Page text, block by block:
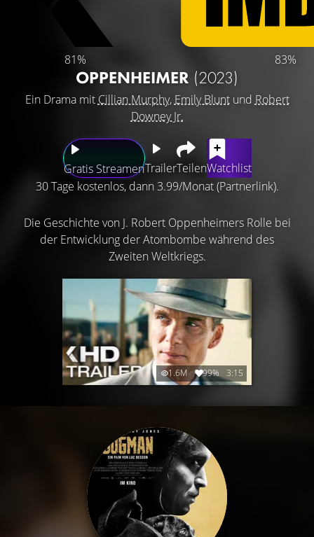
81% 83%
OPPENHEIMER (2023)
Ein Drama mit Cillian Murphy, Emily Bluntund Robert
Downey Jr.
Gratis StreamenTrailerTeilenWatchlist
30 Tage kostenlos, dann 3.99/Monat (Partnerlink).
Die Geschichte von J. Robert Oppenheimers Rolle bei
der Entwicklung der Atombombe während des
Zweiten Weltkriegs.
1.6M 99% 3:15